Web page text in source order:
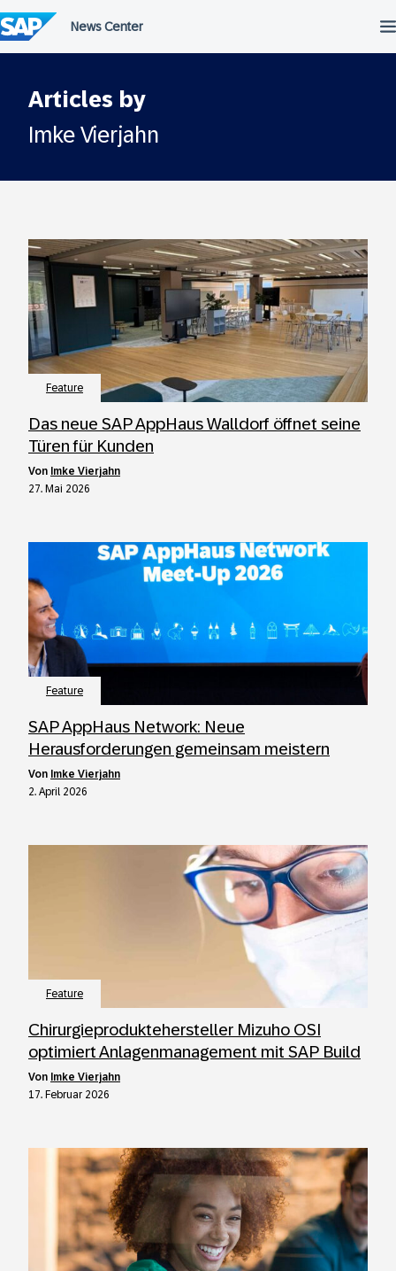
Articles by
Imke Vierjahn
Feature
Das neue SAP AppHaus Walldorf öffnet seine
Türen für Kunden
von Imke Vierjahn
27. Mai 2026
Feature
SAP AppHaus Network: Neue
Herausforderungen gemeinsam meistern
von Imke Vierjahn
2. April 2026
Feature
Chirurgieproduktehersteller Mizuho OSI
optimiert Anlagenmanagement mit SAP Build
von Imke Vierjahn
17. Februar 2026